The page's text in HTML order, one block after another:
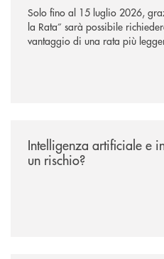
Solo fino al 15 luglio 2026,
la Rata” sarà possibile
vantaggio di una rata più
Intelligenza artificiale e
un rischio?